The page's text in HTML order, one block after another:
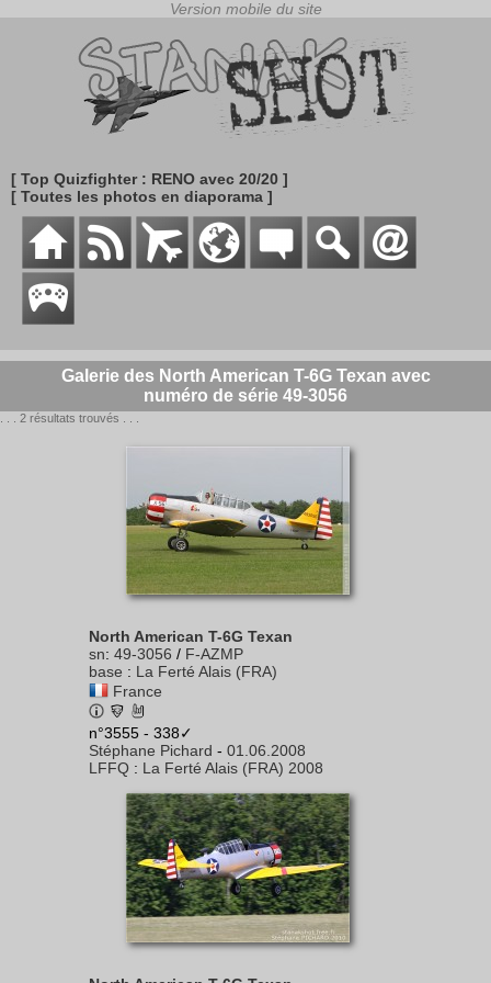
[ Top Quizfighter : RENO avec 20/20 ]
[ Toutes les photos en diaporama ]
Galerie des North American T-6G Texan avec
numéro de série 49-3056
. . . 2 résultats trouvés . . .
North American T-6G Texan
sn: 49-3056 / F-AZMP
base : La Ferté Alais (FRA)
France
n°3555 - 338✓
Stéphane Pichard - 01.06.2008
LFFQ : La Ferté Alais (FRA) 2008